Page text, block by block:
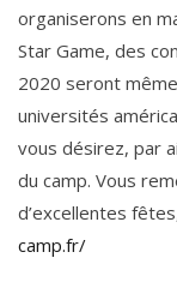
organiserons en
Star Game, des
2020 seront
universités
vous désirez, par
du camp. Vous
d’excellentes
camp.fr/